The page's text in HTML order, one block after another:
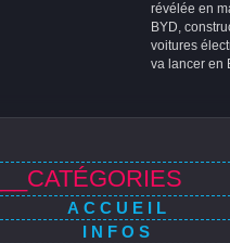
révélée en
BYD,
voitures
va lancer en
ACCUEIL
INFOS